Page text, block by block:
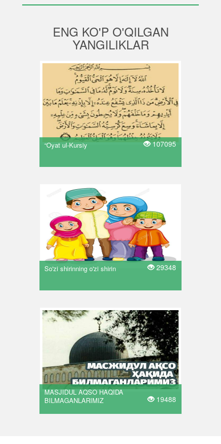
ENG KO'P O'QILGAN
YANGILIKLAR
“Oyat ul-Kursiy 107095
So'zi shirinning o'zi shirin 29348
MASJIDUL AQSO HAQIDA
BILMAGANLARIMIZ
19488